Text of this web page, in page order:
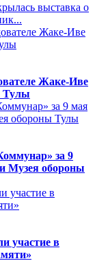
выставка о
Жаке-Иве
Тулы
за 9
Музея обороны
участие в